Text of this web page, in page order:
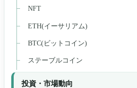
NFT
ETH(イーサリアム)
BTC(ビットコイン)
ステーブルコイン
投資・市場動向